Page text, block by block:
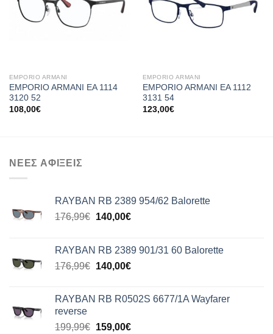
EMPORIO ARMANI
EMPORIO ARMANI EA 1114
3120 52
108,00€
EMPORIO ARMANI
EMPORIO ARMANI EA 1112
3131 54
123,00€
ΝΕΕΣ ΑΦΙΞΕΙΣ
RAYBAN RB 2389 954/62 Balorette
176,99€ Original
176,99€.
140,00€Η
είναι:
140,00€.
RAYBAN RB 2389 901/31 60 Balorette
176,99€ Original
176,99€.
140,00€Η
είναι:
RAYBAN RB R0502S 6677/1A Wayfarer
reverse
199,99€ Original
159,00€Η